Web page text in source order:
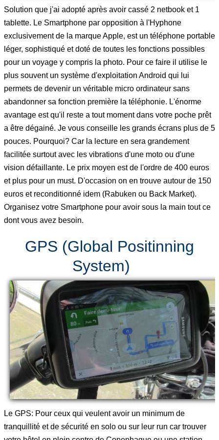
Solution que j'ai adopté après avoir cassé 2 netbook et 1
tablette. Le Smartphone par opposition à l'Hyphone
exclusivement de la marque Apple, est un téléphone portable
léger, sophistiqué et doté de toutes les fonctions possibles
pour un voyage y compris la photo. Pour ce faire il utilise le
plus souvent un système d'exploitation Android qui lui
permets de devenir un véritable micro ordinateur sans
abandonner sa fonction première la téléphonie. L'énorme
avantage est qu'il reste a tout moment dans votre poche prêt
a être dégainé. Je vous conseille les grands écrans plus de 5
pouces. Pourquoi? Car la lecture en sera grandement
facilitée surtout avec les vibrations d'une moto ou d'une
vision défaillante. Le prix moyen est de l'ordre de 400 euros
et plus pour un must. D'occasion on en trouve autour de 150
euros et reconditionné idem (Rabuken ou Back Market).
Organisez votre Smartphone pour avoir sous la main tout ce
dont vous avez besoin.
GPS (Global Positinning
System)
Le GPS: Pour ceux qui veulent avoir un minimum de
tranquillité et de sécurité en solo ou sur leur run car trouver